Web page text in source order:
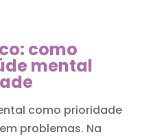
como
mental
como prioridade
problemas. Na